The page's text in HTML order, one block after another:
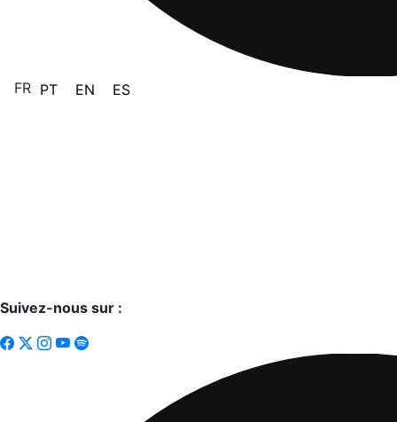
FR PT EN ES
Suivez-nous sur :